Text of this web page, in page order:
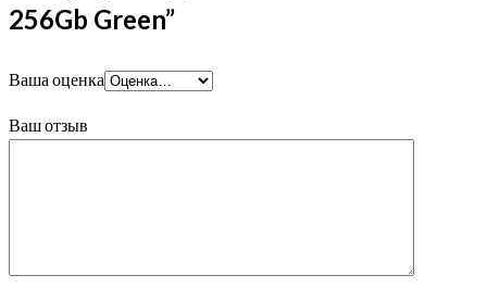
256Gb Green”
Ваша оценка
Ваш отзыв